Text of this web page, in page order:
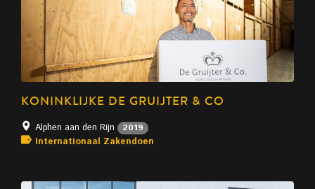
KONINKLIJKE DE GRUIJTER & CO
Alphen aan den Rijn 2019
Internationaal Zakendoen